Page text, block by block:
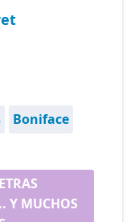
Boniface
Y MUCHOS